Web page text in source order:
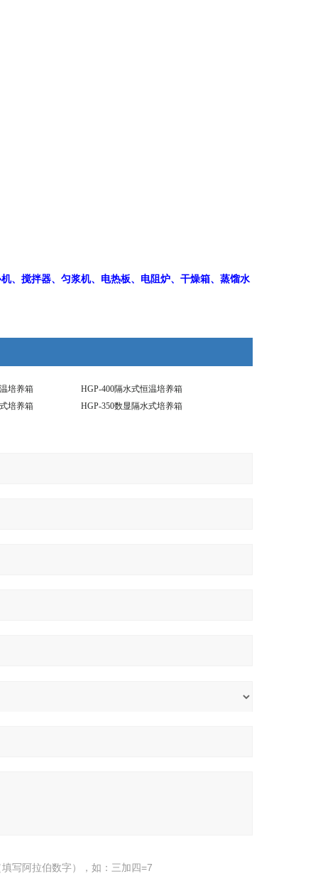
、搅拌器、匀浆机、电热板、电阻炉、干燥箱、蒸馏水
培养箱
HGP-400隔水式恒温培养箱
培养箱
HGP-350数显隔水式培养箱
写阿拉伯数字），如：三加四=7